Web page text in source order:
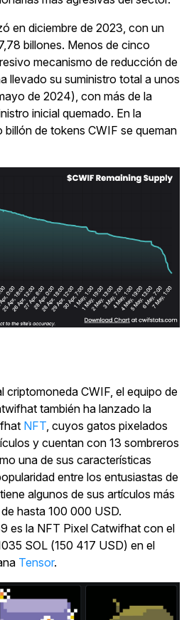
en diciembre de 2023, con un
billones. Menos de cinco
mecanismo de reducción de
llevado su suministro total a unos
de 2024), con más de la
inicial quemado. En la
billón de tokens CWIF se queman
criptomoneda CWIF, el equipo de
también ha lanzado la
NFT, cuyos gatos pixelados
y cuentan con 13 sombreros
una de sus características
entre los entusiastas de
algunos de sus artículos más
hasta 100 000 USD.
es la NFT Pixel Catwifhat con el
SOL (150 417 USD) en el
Tensor.